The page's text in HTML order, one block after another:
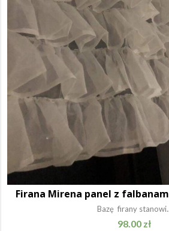
Firana Mirena panel z
Bazę firany
98.00 zł